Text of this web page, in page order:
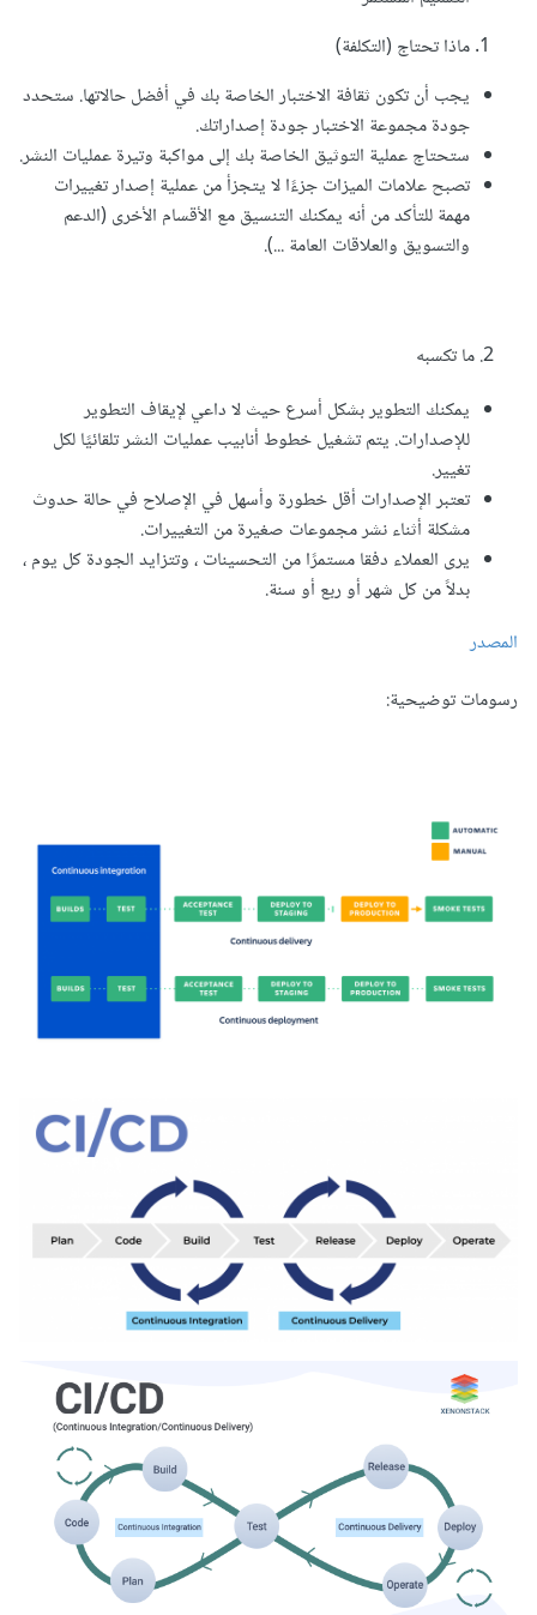
ماذا تحتاج (التكلفة)
يجب أن تكون ثقافة الاختبار الخاصة بك في أفضل حالاتها. ستحدد
جودة مجموعة الاختبار جودة إصداراتك.
ستحتاج عملية التوثيق الخاصة بك إلى مواكبة وتيرة عمليات النشر.
تصبح علامات الميزات جزءًا لا يتجزأ من عملية إصدار تغييرات
مهمة للتأكد من أنه يمكنك التنسيق مع الأقسام الأخرى (الدعم
والتسويق والعلاقات العامة ...).
يمكنك التطوير بشكل أسرع حيث لا داعي لإيقاف التطوير
للإصدارات. يتم تشغيل خطوط أنابيب عمليات النشر تلقائيًا لكل
تغيير.
تعتبر الإصدارات أقل خطورة وأسهل في الإصلاح في حالة حدوث
مشكلة أثناء نشر مجموعات صغيرة من التغييرات.
يرى العملاء دفقا مستمرًا من التحسينات ، وتتزايد الجودة كل يوم ،
بدلاً من كل شهر أو ربع أو سنة.
المصدر
رسومات توضيحية: